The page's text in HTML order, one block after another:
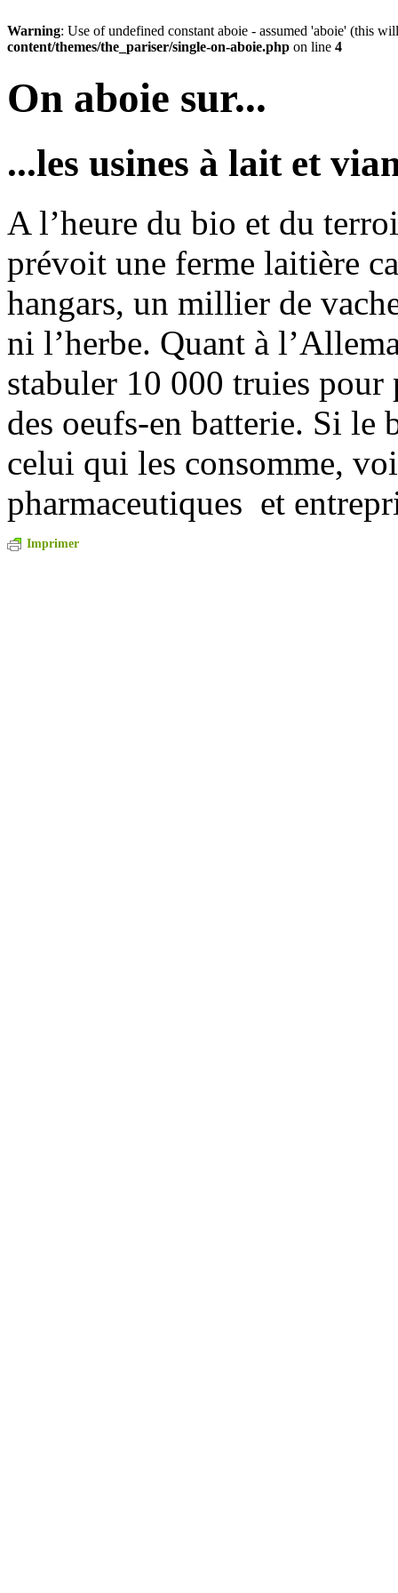
Warning: Use of undefined constant aboie - assumed 'aboie' (this
content/themes/the_pariser/single-on-aboie.php on line 4
On aboie sur...
...les usines à lait et
A l’heure du bio et du
prévoit une ferme laitière
hangars, un millier de
ni l’herbe. Quant à
stabuler 10 000 truies
des oeufs-en batterie. Si le
celui qui les consomme,
pharmaceutiques et
Imprimer